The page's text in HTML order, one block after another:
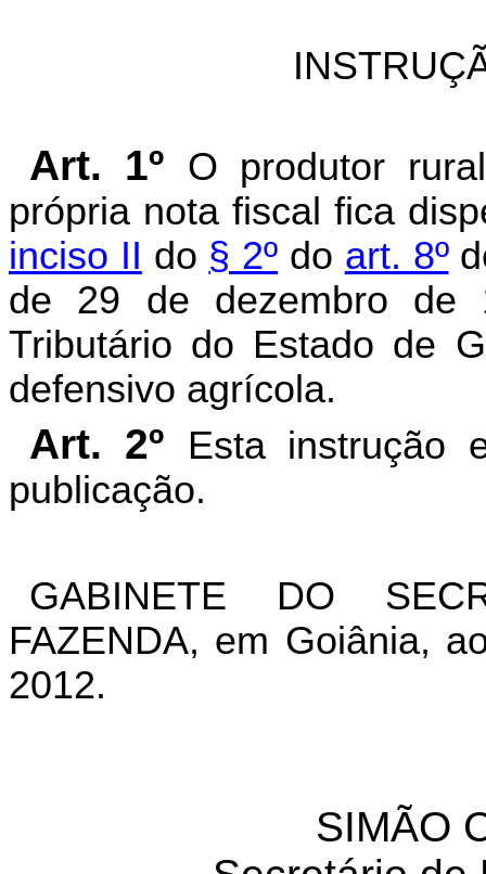
Art. 1º O produtor
própria nota fiscal fica
inciso II do § 2º do art. 8º
de 29 de dezembro de
Tributário do Estado de
defensivo agrícola.
Art. 2º
Esta instrução
publicação.
GABINETE DO
FAZENDA, em Goiânia,
2012.
SIMÃO